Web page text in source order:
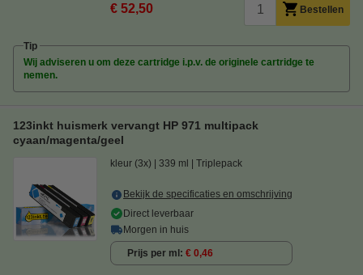
€ 52,50 Bestellen
Tip
Wij adviseren u om deze cartridge i.p.v. de originele cartridge te
nemen.
123inkt huismerk vervangt HP 971 multipack
cyaan/magenta/geel
kleur (3x) 339 ml Triplepack
Bekijk de specificaties en omschrijving
Direct leverbaar
Morgen in huis
Prijs per ml € 0,46